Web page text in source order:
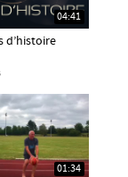
04:41
d’histoire
01:34